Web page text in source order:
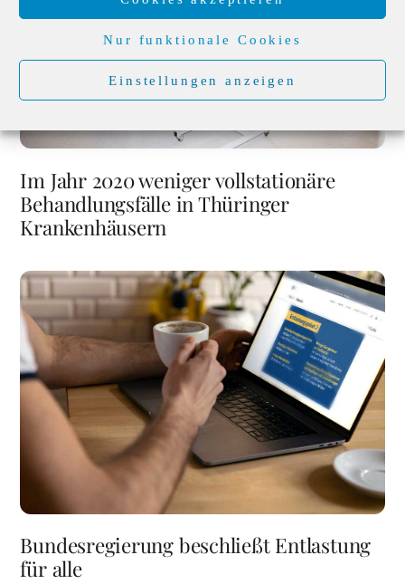
Nur funktionale Cookies
Einstellungen anzeigen
Im Jahr 2020 weniger vollstationäre
Behandlungsfälle in Thüringer
Krankenhäusern
Bundesregierung beschließt Entlastung
für alle